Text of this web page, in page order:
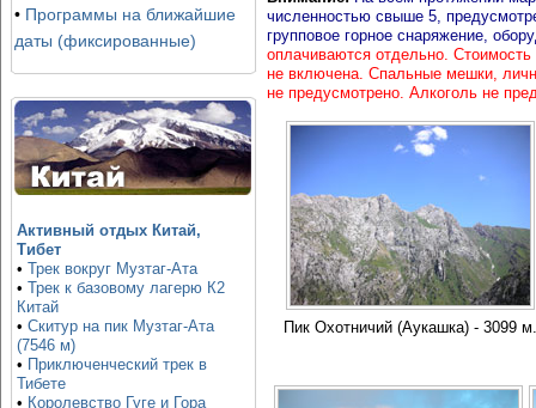
• Программы на ближайшие
даты (фиксированные)
Активный отдых Китай,
Тибет
• Трек вокруг Музтаг-Ата
• Трек к базовому лагерю К2
Китай
• Скитур на пик Музтаг-Ата
(7546 м)
• Приключенческий трек в
Тибете
• Королевство Гуге и Гора
численностью свыше 5,
групповое горное снаряжение,
оплачиваются отдельно.
не включена. Спальные мешки,
не предусмотрено. Алкоголь не
Пик Охотничий (Аукашка) - 3099 м.